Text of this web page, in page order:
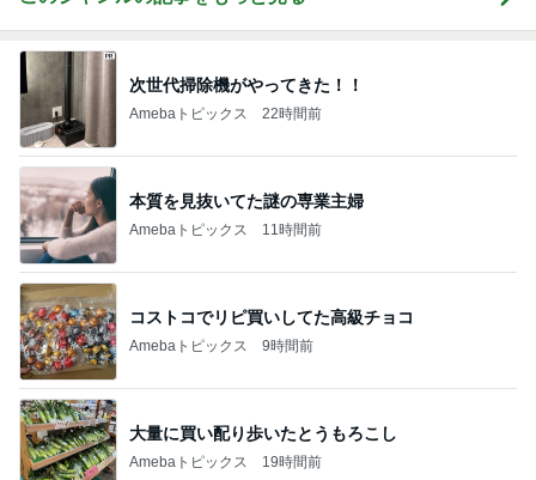
次世代掃除機がやってきた！！
Amebaトピックス 22時間前
本質を見抜いてた謎の専業主婦
Amebaトピックス 11時間前
コストコでリピ買いしてた高級チョコ
Amebaトピックス 9時間前
大量に買い配り歩いたとうもろこし
Amebaトピックス 19時間前